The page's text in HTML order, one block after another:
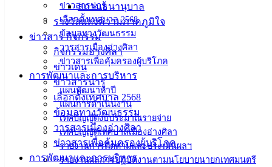
ข่าวสารน่ารู้
เลือกตั้งเทศบาล 2568
ข้อมูลทางวัฒนธรรม
วารสารเมืองอ่างศิลา
ข่าวสารเพื่อคุ้มครองผู้บริโภค
การพัฒนาและการบริหาร
แผนพัฒนาห้าปี
แผนการดำเนินงาน
เทศบัญญัติงบประมาณรายจ่าย
เทศบัญญัติเทศบาลเมืองอ่างศิลา
รายงานการติดตามและประเมินผลฯ
รายงานผลการปฏิบัติงานตามนโยบายนายกเทศมนตรี
สถานธนานุบาล
รางวัลแห่งความภาคภูมิใจ
ข่าวสาร กิจกรรม
กิจกรรมอ่างศิลา
ข่าวเด่น
ข่าวสารน่ารู้
เลือกตั้งเทศบาล 2568
ข้อมูลทางวัฒนธรรม
วารสารเมืองอ่างศิลา
ข่าวสารเพื่อคุ้มครองผู้บริโภค
การพัฒนาและการบริหาร
อ.เมือง จ.ชลบุรี
ติดต่อ :038-
142-100-104
บริการ
ประชาชน
ดาวน์โหลด
แบบ